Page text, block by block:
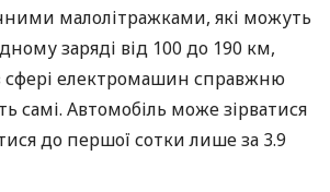
малолітражками, які можуть
заряді від 100 до 190 км,
сфері електромашин справжню
самі. Автомобіль може зірватися
до першої сотки лише за 3.9